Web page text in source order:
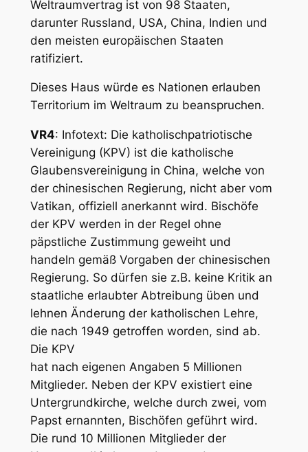
Weltraumvertrag ist von 98 Staaten,
darunter Russland, USA, China, Indien und
den meisten europäischen Staaten
ratifiziert.
Dieses Haus würde es Nationen erlauben
Territorium im Weltraum zu beanspruchen.
VR4: Infotext: Die katholischpatriotische
Vereinigung (KPV) ist die katholische
Glaubensvereinigung in China, welche von
der chinesischen Regierung, nicht aber vom
Vatikan, offiziell anerkannt wird. Bischöfe
der KPV werden in der Regel ohne
päpstliche Zustimmung geweiht und
handeln gemäß Vorgaben der chinesischen
Regierung. So dürfen sie z.B. keine Kritik an
staatliche erlaubter Abtreibung üben und
lehnen Änderung der katholischen Lehre,
die nach 1949 getroffen worden, sind ab.
Die KPV
hat nach eigenen Angaben 5 Millionen
Mitglieder. Neben der KPV existiert eine
Untergrundkirche, welche durch zwei, vom
Papst ernannten, Bischöfen geführt wird.
Die rund 10 Millionen Mitglieder der